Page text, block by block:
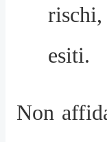
esiti.
Non